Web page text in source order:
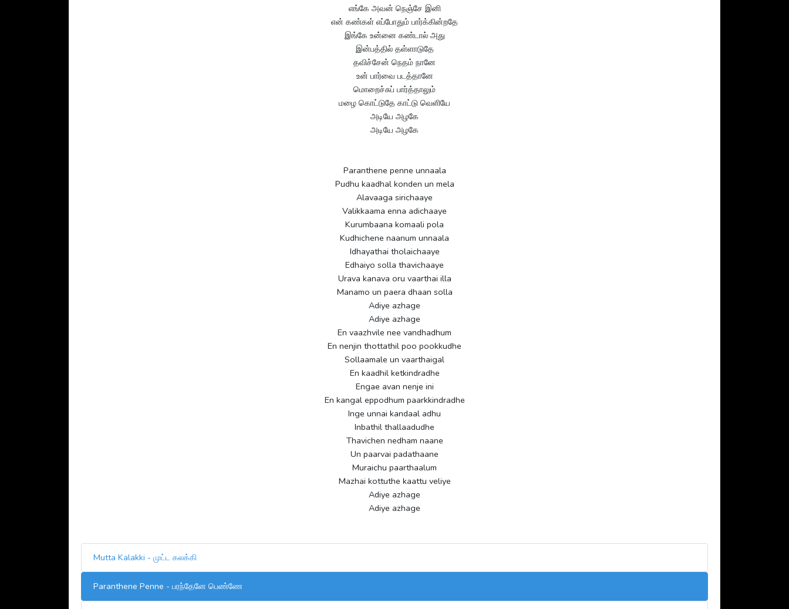
எங்கே அவன் நெஞ்சே இனி
என் கண்கள் எப்போதும் பார்க்கின்றதே
இங்கே உன்னை கண்டால் அது
இன்பத்தில் தள்ளாடுதே
தவிச்சேன் நெதம் நானே
உன் பார்வை படத்தானே
மொறைச்சுப் பார்த்தாலும்
மழை கொட்டுதே காட்டு வெளியே
அடியே அழகே
அடியே அழகே
Paranthene penne unnaala
Pudhu kaadhal konden un mela
Alavaaga sirichaaye
Valikkaama enna adichaaye
Kurumbaana komaali pola
Kudhichene naanum unnaala
Idhayathai tholaichaaye
Edhaiyo solla thavichaaye
Urava kanava oru vaarthai illa
Manamo un paera dhaan solla
Adiye azhage
Adiye azhage
En vaazhvile nee vandhadhum
En nenjin thottathil poo pookkudhe
Sollaamale un vaarthaigal
En kaadhil ketkindradhe
Engae avan nenje ini
En kangal eppodhum paarkkindradhe
Inge unnai kandaal adhu
Inbathil thallaadudhe
Thavichen nedham naane
Un paarvai padathaane
Muraichu paarthaalum
Mazhai kottuthe kaattu veliye
Adiye azhage
Adiye azhage
Mutta Kalakki - முட்ட கலக்கி
Paranthene Penne - பரந்தேனே பெண்ணே